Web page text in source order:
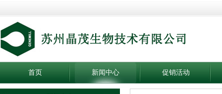
首页 新闻中心 促销活动